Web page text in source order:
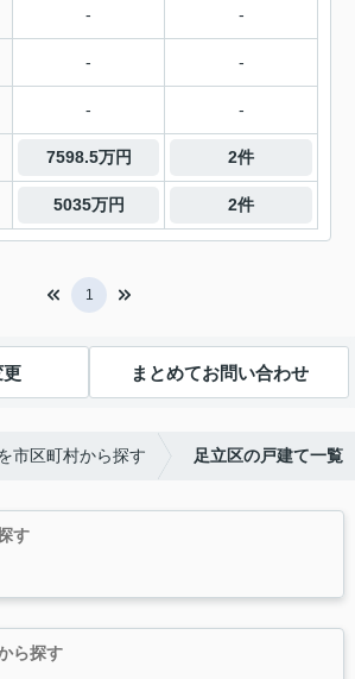
- -
- -
- -
7598.5万円 2件
5035万円 2件
1
更 まとめてお問い合わせ
市区町村から探す 足立区の戸建て一覧
す
ら探す